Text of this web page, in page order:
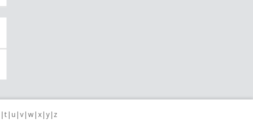
t u v w x y z